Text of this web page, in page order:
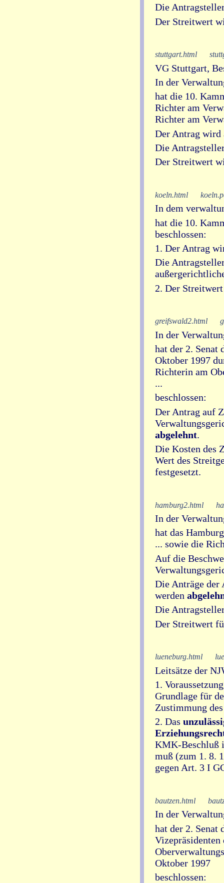
Die
Der Streitwert
stuttgart.html
VG Stuttgart,
In der
hat die 10.
Richter am
Richter am
Der Antrag wird
Die
Der Streitwert
koeln.html
In dem
hat die 10.
beschlossen:
1. Der Antrag
Die
2. Der
greifswald2.html
In der
hat der 2. Senat
Oktober 1997
Richterin am
...
beschlossen:
Der Antrag auf
abgelehnt.
Die Kosten des
Wert des
festgesetzt.
hamburg2.html
In der
hat das
... sowie die
Auf die
Die Anträge der
werden
Die
Der Streitwert
lueneburg.html
Leitsätze der
1.
Grundlage für
Zustimmung
2. Das
KMK-Beschluß
muß (zum 1. 8.
gegen Art. 3 I
bautzen.html
In der
hat der 2. Senat
Oktober 1997
beschlossen: